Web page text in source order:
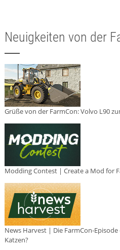
Neuigkeiten von der
Grüße von der FarmCon: Volvo L90
Modding Contest | Create a Mod for
News Harvest | Die FarmCon-
Katzen?